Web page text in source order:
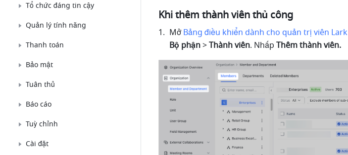
Tổ chức đáng tin cậy
Quản lý tính năng
Thanh toán
Bảo mật
Tuân thủ
Báo cáo
Tuỳ chỉnh
Cài đặt
Khi thêm thành viên thủ công
Mở Bảng điều khiển dành cho quản trị viên Lark
Bộ phận > Thành viên. Nhấp Thêm thành viên.